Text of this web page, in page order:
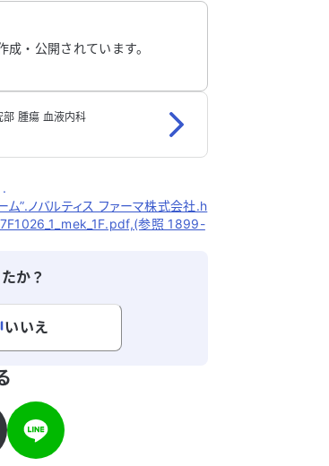
・公開されています。
腫瘍 血液内科
ム”.ノバルティス ファーマ株式会社.h
参照 1899-
か？
いいえ